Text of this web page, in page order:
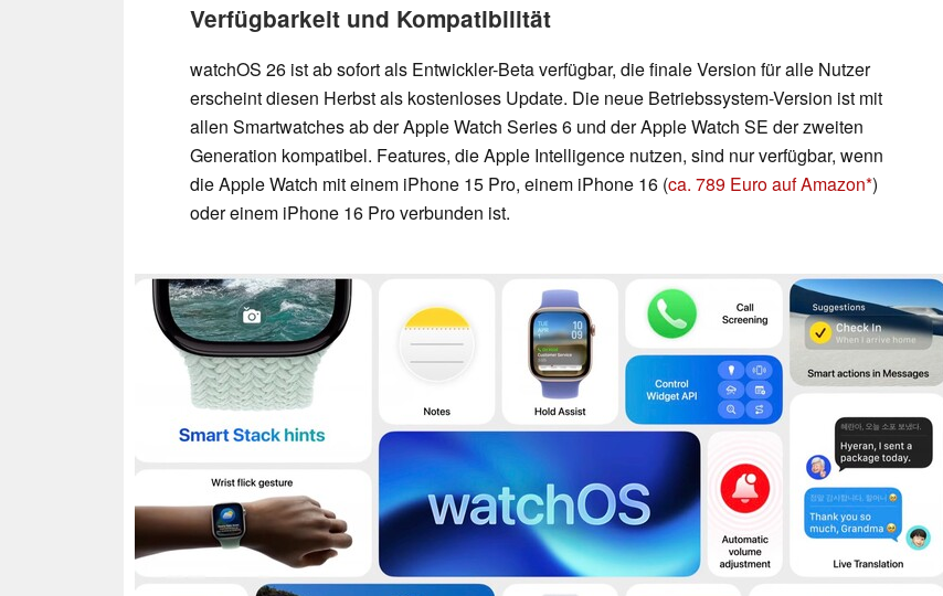
Verfügbarkeit und Kompatibilität
watchOS 26 ist ab sofort als Entwickler-Beta verfügbar, die finale Version für alle Nutzer
erscheint diesen Herbst als kostenloses Update. Die neue Betriebssystem-Version ist mit
allen Smartwatches ab der Apple Watch Series 6 und der Apple Watch SE der zweiten
Generation kompatibel. Features, die Apple Intelligence nutzen, sind nur verfügbar, wenn
die Apple Watch mit einem iPhone 15 Pro, einem iPhone 16 (ca. 789 Euro auf Amazon )
oder einem iPhone 16 Pro verbunden ist.